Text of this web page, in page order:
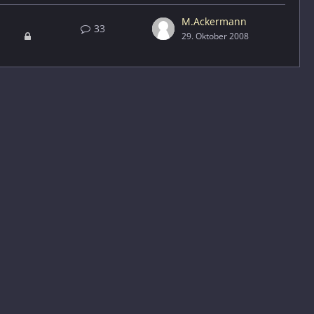
33
M.Ackermann
29. Oktober 2008